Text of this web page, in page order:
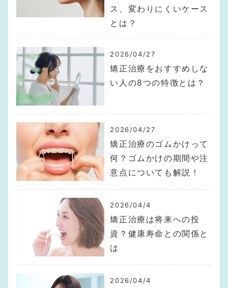
ス、変わりにくいケース
とは？
2026/04/27
矯正治療をおすすめしな
い人の8つの特徴とは？
2026/04/27
矯正治療のゴムかけって
何？ゴムかけの期間や注
意点についても解説！
2026/04/4
矯正治療は将来への投
資？健康寿命との関係と
は
2026/04/4